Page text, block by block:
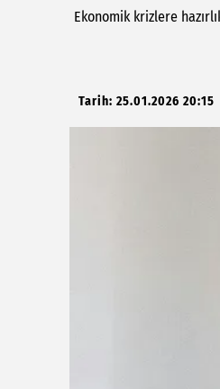
Ekonomik krizlere
Tarih: 25.01.2026 20:15